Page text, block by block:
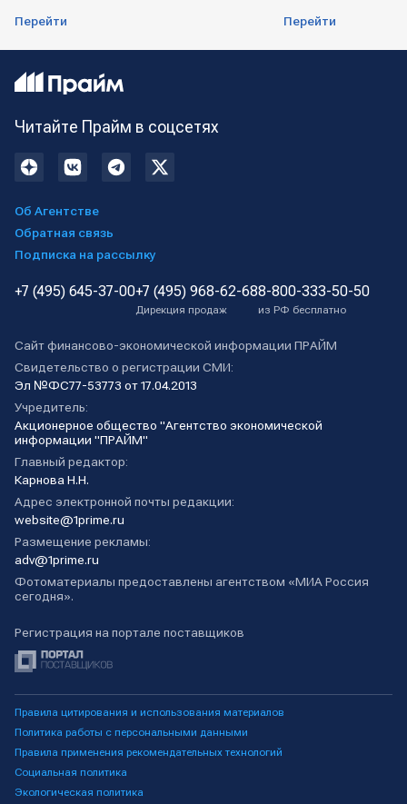
Перейти Перейти
Читайте Прайм в соцсетях
Об Агентстве
Обратная связь
Подписка на рассылку
+7 (495) 645-37-00+7 (495) 968-62-68
Дирекция продаж
8-800-333-50-50
из РФ бесплатно
Сайт финансово-экономической информации ПРАЙМ
Свидетельство о регистрации СМИ:
Эл №ФС77-53773 от 17.04.2013
Учредитель:
Акционерное общество "Агентство экономической
информации "ПРАЙМ"
Главный редактор:
Карнова Н.Н.
Адрес электронной почты редакции:
website@1prime.ru
Размещение рекламы:
adv@1prime.ru
Фотоматериалы предоставлены агентством «МИА Россия
сегодня».
Регистрация на портале поставщиков
Правила цитирования и использования материалов
Политика работы с персональными данными
Правила применения рекомендательных технологий
Социальная политика
Экологическая политика